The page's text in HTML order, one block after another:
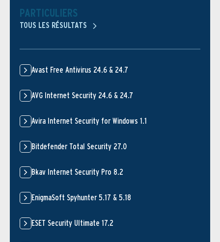
PARTICULIERS
TOUS LES RÉSULTATS
Avast Free Antivirus 24.6 & 24.7
AVG Internet Security 24.6 & 24.7
Avira Internet Security for Windows 1.1
Bitdefender Total Security 27.0
Bkav Internet Security Pro 8.2
EnigmaSoft Spyhunter 5.17 & 5.18
ESET Security Ultimate 17.2